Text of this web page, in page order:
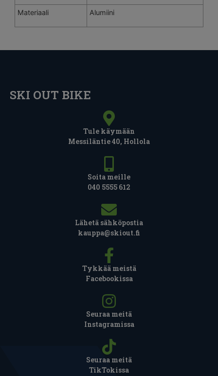
Materiaali Alumiini
SKI OUT BIKE
Tule käymään
Messiläntie 40, Hollola
Soita meille
040 5555 612
Lähetä sähköpostia
kauppa@skiout.fi
Tykkää meistä
Facebookissa
Seuraa meitä
Instagramissa
Seuraa meitä
TikTokissa